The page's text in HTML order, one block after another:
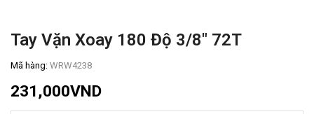
Tay Vặn Xoay 180 Độ 3/8″ 72T
Mã hàng: WRW4238
231,000VND